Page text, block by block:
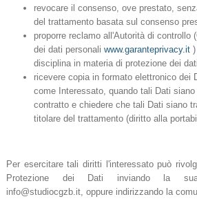
revocare il consenso, ove prestato,
del trattamento basata sul consenso
proporre reclamo all'Autorità di controllo
dei dati personali www.garanteprivacy.it)
disciplina in materia di protezione dei
ricevere copia in formato elettronico dei
come Interessato, quando tali Dati
contratto e chiedere che tali Dati siano
titolare del trattamento (diritto alla
Per esercitare tali diritti l'interessato può
Protezione dei Dati inviando la sua
info@studiocgzb.it, oppure indirizzando la